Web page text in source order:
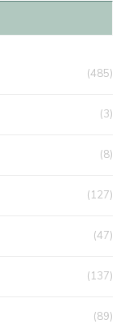
(485)
(3)
(8)
(127)
(47)
(137)
(89)